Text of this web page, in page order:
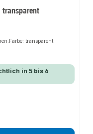
transparent
transparent
in 5 bis 6